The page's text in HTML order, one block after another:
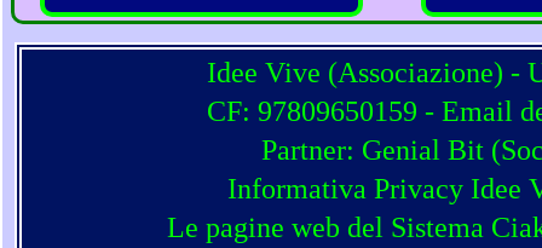
Idee Vive (Associazione) -
CF: 97809650159 - Email
Partner: Genial Bit (
Informativa Privacy Idee
Le pagine web del Sistema